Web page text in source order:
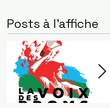
Posts à l'affiche